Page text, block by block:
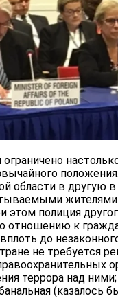
области в другую
полиция
к
до
не требуется
террора над
(казалось